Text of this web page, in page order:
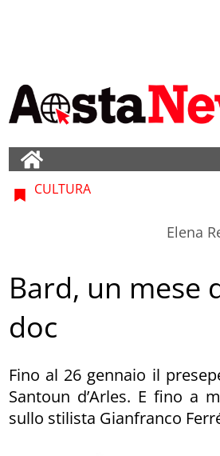
CULTURA
Elena
Bard, un mese
doc
Fino al 26 gennaio il
Santoun d’Arles. E fino a
sullo stilista Gianfranco